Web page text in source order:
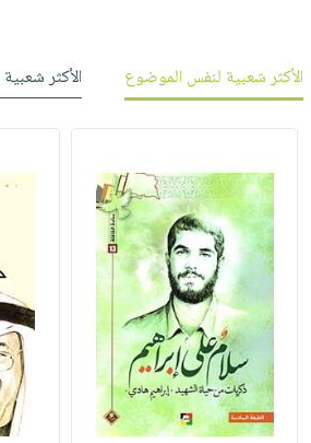
الأكثر شعبية لنفس الموضوع
الأكثر